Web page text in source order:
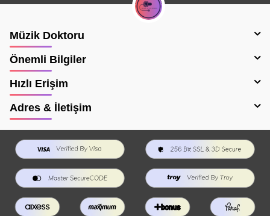
Müzik Doktoru
Önemli Bilgiler
Hızlı Erişim
Adres & İletişim